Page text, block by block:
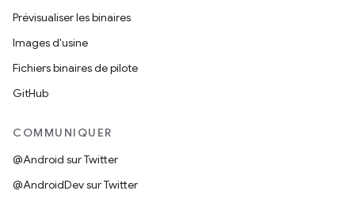
Prévisualiser les binaires
Images d'usine
Fichiers binaires de pilote
GitHub
COMMUNIQUER
@Android sur Twitter
@AndroidDev sur Twitter